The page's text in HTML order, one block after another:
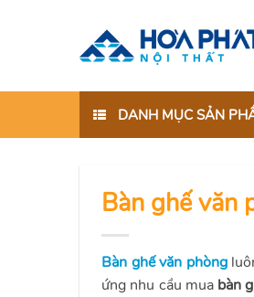
DANH MỤC SẢN
Bàn ghế văn
Bàn ghế văn phòng
ứng nhu cầu mua bàn